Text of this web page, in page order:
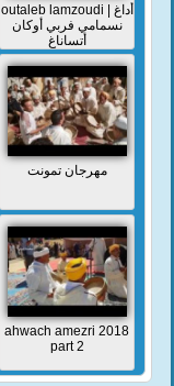
outaleb lamzoudi | أداغ
نسمامي فربي أوكان
أتساناغ
مهرجان تمونت
ahwach amezri 2018
part 2